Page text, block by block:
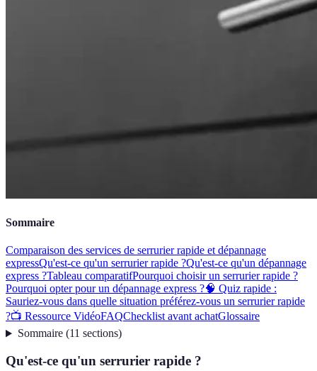
Sommaire
Comparaison des services de serrurier rapide et dépannage
expressQu'est-ce qu'un serrurier rapide ?Qu'est-ce qu'un dépannage
express ?Tableau comparatifPourquoi choisir un serrurier rapide ?
Pourquoi opter pour un dépannage express ?🧠 Quiz rapide :
Sauriez-vous dans quelle situation préférez-vous un serrurier rapide
?📺 Ressource VidéoFAQChecklist avant achatGlossaire
Sommaire(11 sections)
Qu'est-ce qu'un serrurier rapide ?